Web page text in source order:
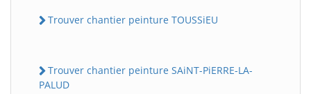
Trouver chantier peinture TOUSSiEU
Trouver chantier peinture SAiNT-PiERRE-LA-
PALUD